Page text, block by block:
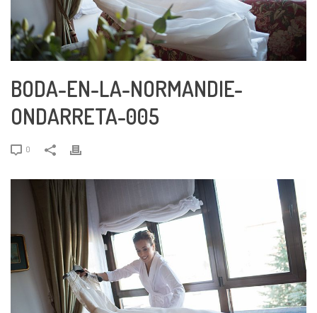
BODA-EN-LA-NORMANDIE-
ONDARRETA-005
0